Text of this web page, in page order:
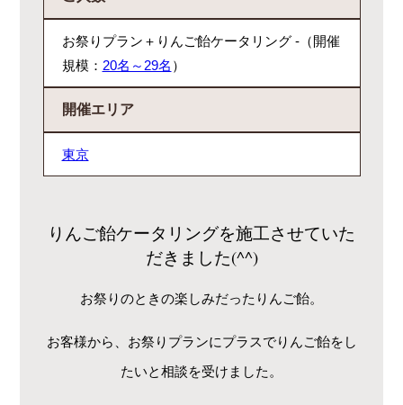
お祭りプラン＋りんご飴ケータリング -（開催
規模： 20名～29名 ）
開催エリア
東京
りんご飴ケータリングを施工させていた
だきました(^^)
お祭りのときの楽しみだったりんご飴。
お客様から、お祭りプランにプラスでりんご飴をし
たいと相談を受けました。